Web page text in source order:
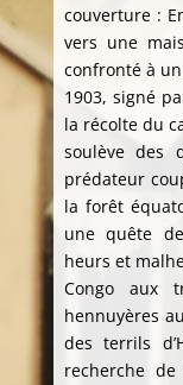
couverture :
vers une
confronté à
1903, signé
la récolte du
soulève des
prédateur
la forêt
une quête
heurs et
Congo aux
hennuyères
des terrils
recherche